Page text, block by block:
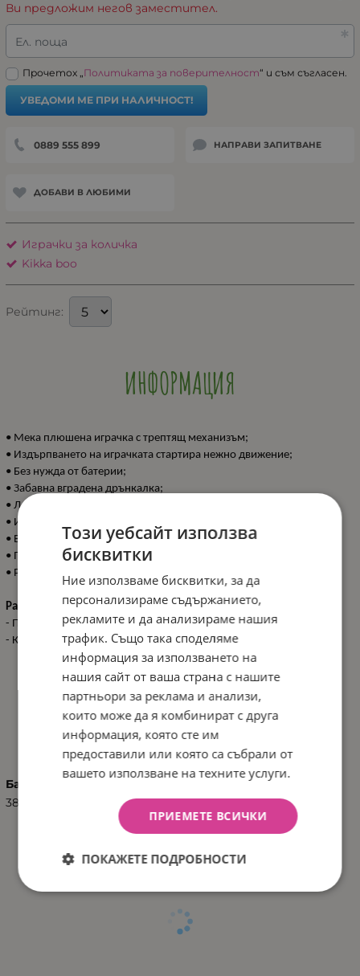
Ви предложим негов заместител.
Ел. поща
Прочетох „ Политиката за поверителност“ и съм съгласен.
УВЕДОМИ МЕ ПРИ НАЛИЧНОСТ!
0889 555 899 НАПРАВИ ЗАПИТВАНЕ
ДОБАВИ В ЛЮБИМИ
Играчки за количка
Kikka boo
Рейтинг:
ИНФОРМАЦИЯ
• Мека плюшена играчка с трептящ механизъм;
• Издърпването на играчката стартира нежно движение;
• Без нужда от батерии;
• Забавна вградена дрънкалка;
• Лесно закачане с пластмасов ринг;
• Изработена от безопасни материали;
• В съответствие със стандарт EN 71;
• Подходяща за деца от 0+ месеца;
• Размер: 18 см.
Размери:
- Продукт: 18 см / 0.08 кг
- Кашон: 48x30x35 см / 5 кг / 48 бр/кашон
ХАРАКТЕРИСТИКИ
Баркод (ISBN, UPC, др.)
3801201013120
Този уебсайт използва
бисквитки
Ние използваме бисквитки, за да
персонализираме съдържанието,
рекламите и да анализираме нашия
трафик. Също така споделяме
информация за използването на
нашия сайт от ваша страна с нашите
партньори за реклама и анализи,
които може да я комбинират с друга
информация, която сте им
предоставили или която са събрали от
вашето използване на техните услуги.
ПРИЕМЕТЕ ВСИЧКИ
ПОКАЖЕТЕ ПОДРОБНОСТИ